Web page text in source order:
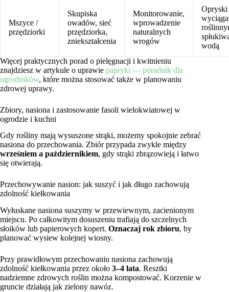
Mszyce /
przędziorki
Skupiska
owadów, sieć
przędziorka,
zniekształcenia
Monitorowanie,
wprowadzenie
naturalnych
wrogów
Opryski
wodą
Więcej praktycznych porad o pielęgnacji i kwitnieniu
znajdziesz w artykule o uprawie papryki — poradnik dla
ogrodników, które można stosować także w planowaniu
zdrowej uprawy.
Zbiory, nasiona i zastosowanie fasoli wielokwiatowej w
ogrodzie i kuchni
Gdy rośliny mają wysuszone strąki, możemy spokojnie zebrać
nasiona do przechowania. Zbiór przypada zwykle między
wrześniem a październikiem, gdy strąki zbrązowieją i łatwo
się otwierają.
Przechowywanie nasion: jak suszyć i jak długo zachowują
zdolność kiełkowania
Wyłuskane nasiona suszymy w przewiewnym, zacienionym
miejscu. Po całkowitym dosuszeniu trafiają do szczelnych
słoików lub papierowych kopert. Oznaczaj rok zbioru, by
planować wysiew kolejnej wiosny.
Przy prawidłowym przechowaniu nasiona zachowują
zdolność kiełkowania przez około 3–4 lata. Resztki
nadziemne zdrowych roślin można kompostować. Korzenie w
gruncie działają jak zielony nawóz.